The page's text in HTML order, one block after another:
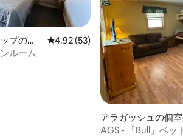
平均評価
プの個
レビュー53件、5つ星中4.92つ
4.92 (53)
ルーム
アラガッシュの個室
AGS - 「Bull」ベッ